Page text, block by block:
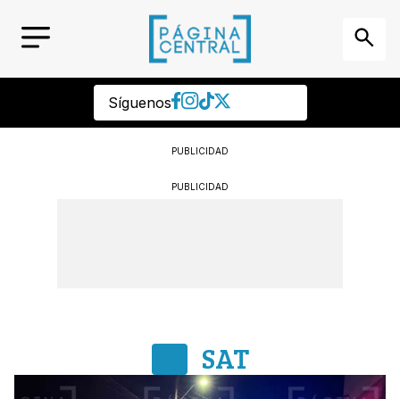
Síguenos
PUBLICIDAD
PUBLICIDAD
SAT